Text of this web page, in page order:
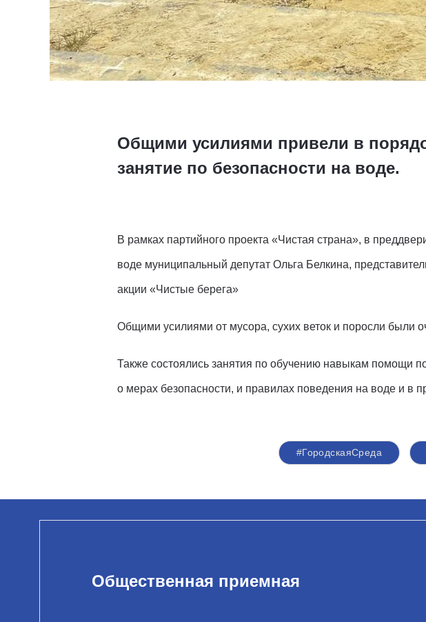
Общими усилиями привели в
занятие по безопасности на воде.
В рамках партийного проекта «Чистая страна», в
воде муниципальный депутат Ольга Белкина,
акции «Чистые берега»
Общими усилиями от мусора, сухих веток и поросли были
Также состоялись занятия по обучению навыкам помощи
о мерах безопасности, и правилах поведения на воде и в
#ГородскаяСреда
Общественная приемная